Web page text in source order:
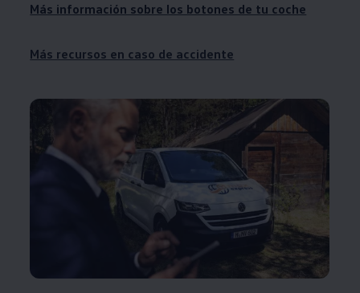
Más información sobre los botones de tu coche
Más recursos en caso de accidente